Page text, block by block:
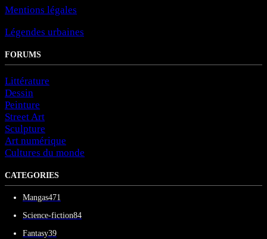
Mentions légales
Légendes urbaines
FORUMS
Littérature
Dessin
Peinture
Street Art
Sculpture
Art numérique
Cultures du monde
CATEGORIES
Mangas471
Science-fiction84
Fantasy39